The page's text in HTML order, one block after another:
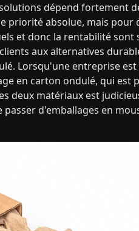
dépend fortement
priorité absolue, mais pour
et donc la rentabilité
aux alternatives
Lorsqu'une entreprise
en carton ondulé, qui est
deux matériaux est
d'emballages en